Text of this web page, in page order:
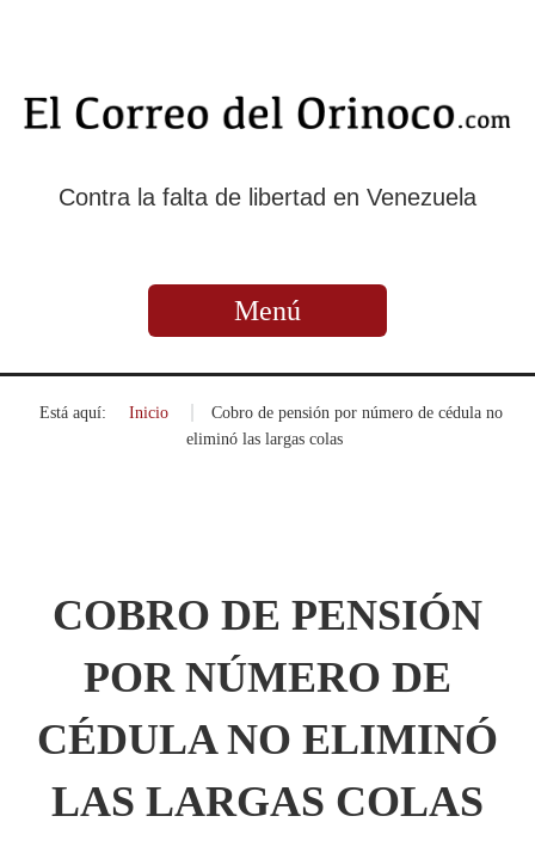
Contra la falta de libertad en Venezuela
Menú
Está aquí: Inicio
Cobro de pensión por número de cédula no
eliminó las largas colas
COBRO DE PENSIÓN
POR NÚMERO DE
CÉDULA NO ELIMINÓ
LAS LARGAS COLAS